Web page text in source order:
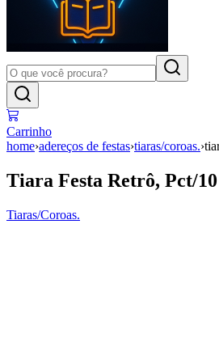
Carrinho
home›adereços de festas›tiaras/coroas.›
Tiara Festa Retrô, Pct/
Tiaras/Coroas.